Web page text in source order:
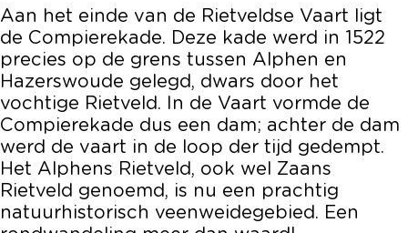
o
m
p
i
e
r
e
k
a
d
e
e
C
o
m
p
i
e
r
e
k
a
Aan het einde van de Rietveldse Vaart ligt
de Compierekade. Deze kade werd in 1522
precies op de grens tussen Alphen en
Hazerswoude gelegd, dwars door het
vochtige Rietveld. In de Vaart vormde de
Compierekade dus een dam; achter de dam
werd de vaart in de loop der tijd gedempt.
Het Alphens Rietveld, ook wel Zaans
Rietveld genoemd, is nu een prachtig
natuurhistorisch veenweidegebied. Een